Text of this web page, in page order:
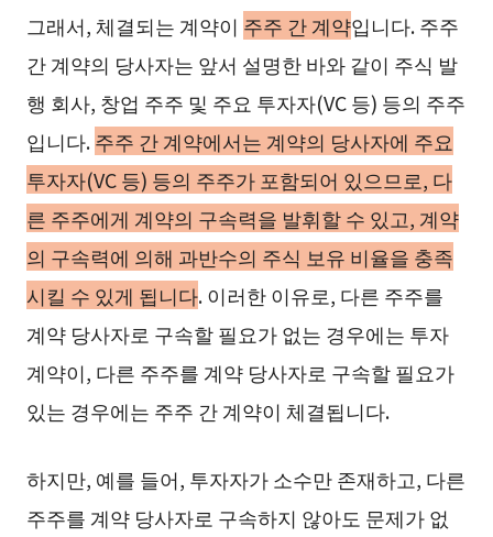
그래서, 체결되는 계약이 주주 간 계약입니다. 주주
간 계약의 당사자는 앞서 설명한 바와 같이 주식 발
행 회사, 창업 주주 및 주요 투자자(VC 등) 등의 주주
입니다.주주 간 계약에서는 계약의 당사자에 주요
투자자(VC 등) 등의 주주가 포함되어 있으므로, 다
른 주주에게 계약의 구속력을 발휘할 수 있고, 계약
의 구속력에 의해 과반수의 주식 보유 비율을 충족
시킬 수 있게 됩니다. 이러한 이유로, 다른 주주를
계약 당사자로 구속할 필요가 없는 경우에는 투자
계약이, 다른 주주를 계약 당사자로 구속할 필요가
있는 경우에는 주주 간 계약이 체결됩니다.
하지만, 예를 들어, 투자자가 소수만 존재하고, 다른
주주를 계약 당사자로 구속하지 않아도 문제가 없